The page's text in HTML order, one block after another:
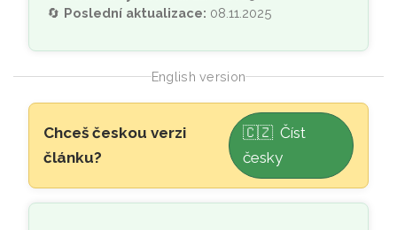
🔄 Poslední aktualizace: 08.11.2025
English version
Skip to main content
Chceš českou verzi
článku?
🇨🇿 Číst
česky
🌳Sacred Palo Santo wood – the